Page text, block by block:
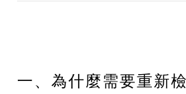
一、為什麼需要重新